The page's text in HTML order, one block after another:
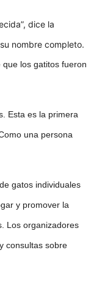
dice la
nombre completo.
los gatitos fueron
Esta es la primera
una persona
gatos individuales
y promover la
Los organizadores
consultas sobre